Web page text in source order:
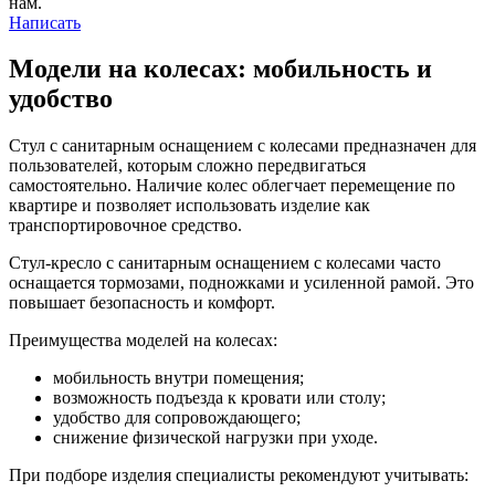
Написать
Модели на колесах: мобильность и
удобство
Стул с санитарным оснащением с колесами предназначен для
пользователей, которым сложно передвигаться
самостоятельно. Наличие колес облегчает перемещение по
квартире и позволяет использовать изделие как
транспортировочное средство.
Стул-кресло с санитарным оснащением с колесами часто
оснащается тормозами, подножками и усиленной рамой. Это
повышает безопасность и комфорт.
Преимущества моделей на колесах:
мобильность внутри помещения;
возможность подъезда к кровати или столу;
удобство для сопровождающего;
снижение физической нагрузки при уходе.
При подборе изделия специалисты рекомендуют учитывать: